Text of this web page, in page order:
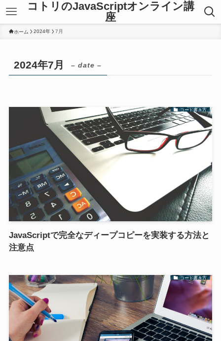
コトリのJavaScriptオンライン講
座
ホーム 2024年 7月
2024年7月 – date –
コード書き方
JavaScriptで完全なディープコピーを実装する方法と
注意点
コード書き方